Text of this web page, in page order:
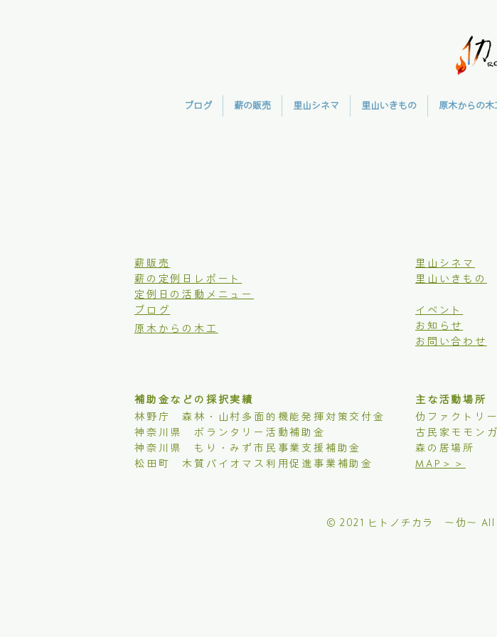
ブログ 薪の販売 里山シネマ 里山いきもの 原木からの木
​薪販売
薪の定例日レポート
定例日の活動メニュー
ブログ
里山シネマ
里山いきもの
イベント
お知らせ
お問い合わせ
原木からの木工
補助金などの採択実績
林野庁 森林・山村多面的機能発揮対策交付金
​神奈川県 ボランタリー活動補助金
​神奈川県 もり・みず市民事業支援補助金
松田町 木質バイオマス利用促進事業補助金
主な活動場所
仂ファクトリー
古民家モモン
森の居場所
MAP＞＞
© 2021 ヒトノチカラ 〜仂〜